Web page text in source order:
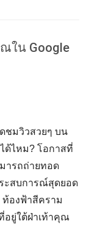
ณใน Google
ชมวิวสวยๆ บน
ด้ไหม? โอกาสที่
ารถถ่ายทอด
ะสบการณ์สุดยอด
องฟ้าสีคราม
อยู่ใต้ฝ่าเท้าคุณ